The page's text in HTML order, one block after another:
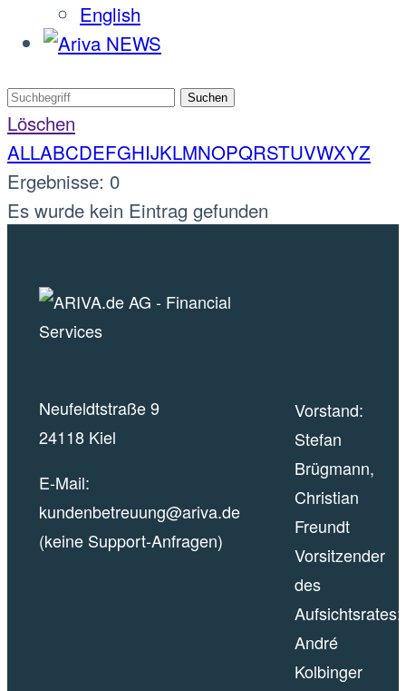
English
Suchen
Löschen
ALLABCDEFGHIJKLMNOPQRSTUVWXYZ
Ergebnisse: 0
Es wurde kein Eintrag gefunden
Neufeldtstraße 9
24118 Kiel
E-Mail:
kundenbetreuung@ariva.de
(keine Support-Anfragen)
Vorstand:
Stefan
Brügmann,
Christian
Freundt
Vorsitzender
des
Aufsichtsrates:
André
Kolbinger